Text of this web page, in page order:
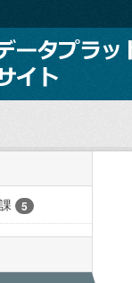
5